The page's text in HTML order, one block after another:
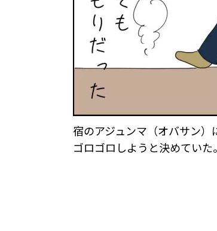
宿のアジュンマ（オバサン
ゴロゴロしようと決めていた。